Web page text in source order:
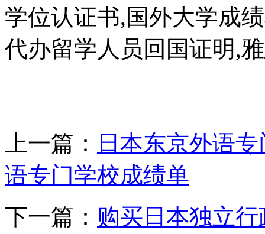
学位认证书,国外大学成
代办留学人员回国证明,
上一篇：
日本东京外语
语专门学校成绩单
下一篇： 购买日本独立